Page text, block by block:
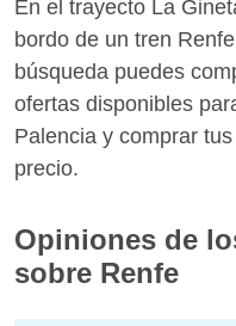
En el trayecto La
bordo de un tren
búsqueda puedes
ofertas disponibles
Palencia y comprar
precio.
Opiniones de
sobre Renfe